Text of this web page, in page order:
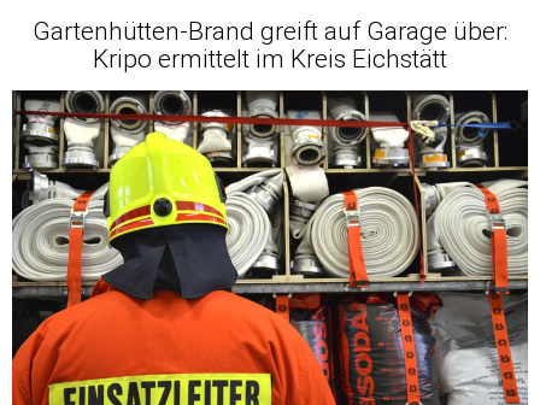
Gartenhütten-Brand greift auf Garage über:
Kripo ermittelt im Kreis Eichstätt